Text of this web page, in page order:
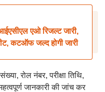
एओ रिजल्ट जारी,
कटऑफ जल्द होगी जारी
रोल नंबर, परीक्षा तिथि,
जानकारी की जांच कर